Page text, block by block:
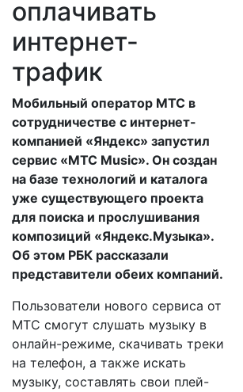
оплачивать
интернет-
трафик
Мобильный оператор МТС в
сотрудничестве с интернет-
компанией «Яндекс» запустил
сервис «МТС Music». Он создан
на базе технологий и каталога
уже существующего проекта
для поиска и прослушивания
композиций «Яндекс.Музыка».
Об этом РБК рассказали
представители обеих компаний.
Пользователи нового сервиса от
МТС смогут слушать музыку в
онлайн-режиме, скачивать треки
на телефон, а также искать
музыку, составлять свои плей-